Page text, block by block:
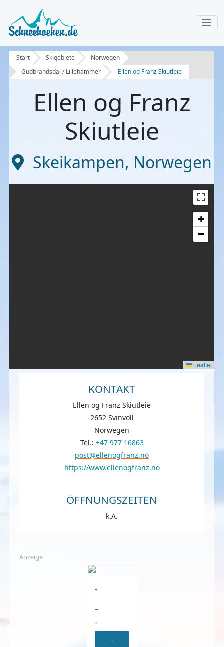
Start Skigebiete
Norwegen
Gudbrandsdal / Lillehammer
Ellen og Franz Skiutleie
Ellen og Franz
Skiutleie
Skeikampen, Norwegen
+
−
Leaflet
KONTAKT
Ellen og Franz Skiutleie
2652 Svinvoll
Norwegen
Tel.: +47 977 16863
post@ellenogfranz.no
https://www.ellenogfranz.no
ÖFFNUNGSZEITEN
k.A.
Anzeige
-
-
-
-